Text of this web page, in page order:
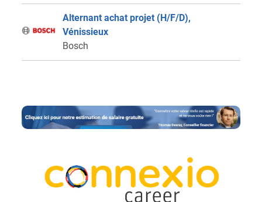
Alternant achat projet (H/F/D),
Vénissieux
Bosch